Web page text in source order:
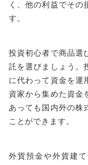
く、他の利益でその
す。
投資初心者で商品選
託を選びましょう。
に代わって資金を運
資家から集めた資金
あっても国内外の株
ことができます。
外貨預金や外貨建